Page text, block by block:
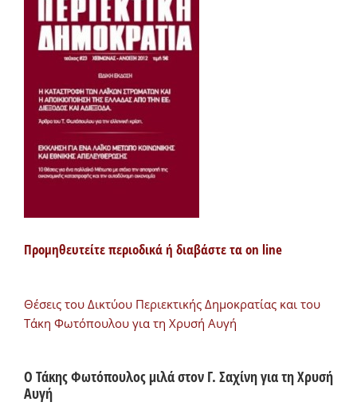
Προμηθευτείτε περιοδικά ή διαβάστε τα on line
Θέσεις του Δικτύου Περιεκτικής Δημοκρατίας και του
Τάκη Φωτόπουλου για τη Χρυσή Αυγή
Ο Τάκης Φωτόπουλος μιλά στον Γ. Σαχίνη για τη Χρυσή
Αυγή